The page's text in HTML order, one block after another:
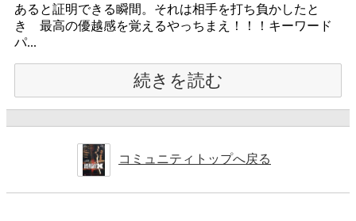
あると証明できる瞬間。それは相手を打ち負かしたと
き 最高の優越感を覚えるやっちまえ！！！キーワード
パ...
続きを読む
コミュニティトップへ戻る